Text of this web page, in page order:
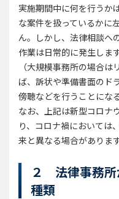
実施期間中に何を行うか
な案件を扱っているかに
ん。しかし、法律相談へ
作業は日常的に発生しま
（大規模事務所の場合
ば、訴状や準備書面のド
傍聴などを行うことにな
なお、上記は新型コロナ
り、コロナ禍においては
来と異なる場合があります
２ 法律事務所
種類